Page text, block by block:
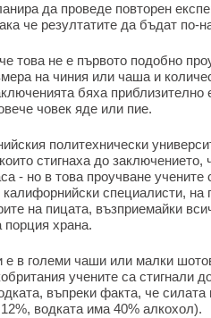
да проведе повторен
че резултатите да бъдат по-
това не е първото подобно
на чиния или чаша и
бяха
човек яде или пие.
политехнически
стигнаха до
- но в това проучване учените
специалисти, на
на пицата, възприемайки
порция храна.
е в големи чаши или малки
учените са стигнали
въпреки факта, че силата
водката има 40% алкохол).